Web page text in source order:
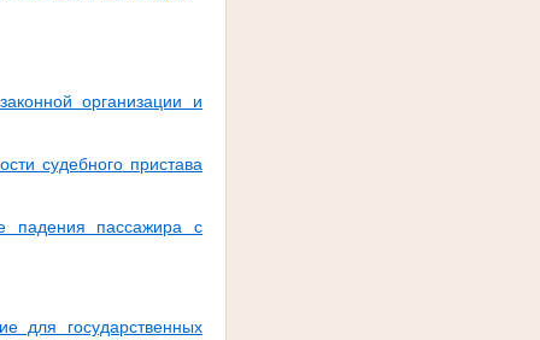
организации и
судебного пристава
падения пассажира с
для государственных